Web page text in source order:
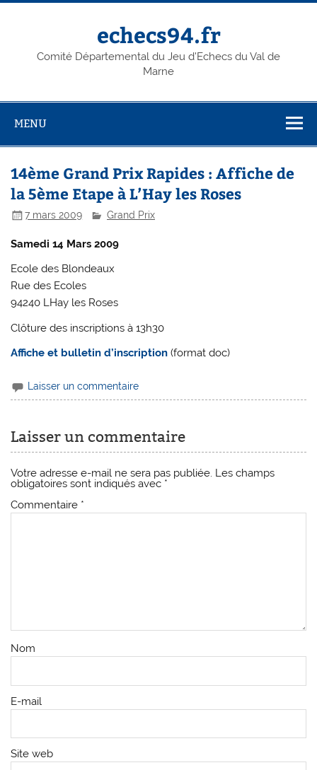
Skip
echecs94.fr
Comité Départemental du Jeu d'Echecs du Val de
Marne
MENU
14ème Grand Prix Rapides : Affiche de
la 5ème Etape à L’Hay les Roses
7 mars 2009 Grand Prix
Samedi 14 Mars 2009
Ecole des Blondeaux
Rue des Ecoles
94240 LHay les Roses
Clôture des inscriptions à 13h30
Affiche et bulletin d’inscription (format doc)
Laisser un commentaire
Laisser un commentaire
Votre adresse e-mail ne sera pas publiée. Les champs
obligatoires sont indiqués avec *
Commentaire *
Nom
E-mail
Site web